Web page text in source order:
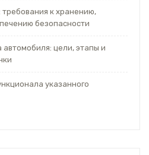
к хранению,
безопасности
цели, этапы и
указанного